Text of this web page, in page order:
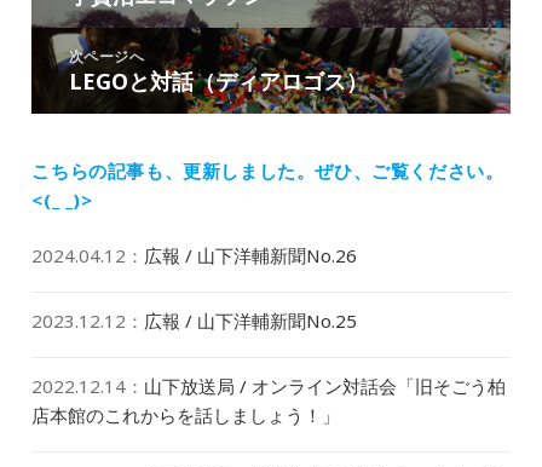
ビ
ン
の
投
稿:
次ページへ
次
の
稿:
LEGOと対話（ディアロゴス）
こちらの記事も、更新しました。ぜひ、ご覧ください。
<(_ _)>
2024.04.12 ： 広報 / 山下洋輔新聞No.26
2023.12.12 ： 広報 / 山下洋輔新聞No.25
2022.12.14 ： 山下放送局 / オンライン対話会「旧そごう柏
店本館のこれからを話しましょう！」